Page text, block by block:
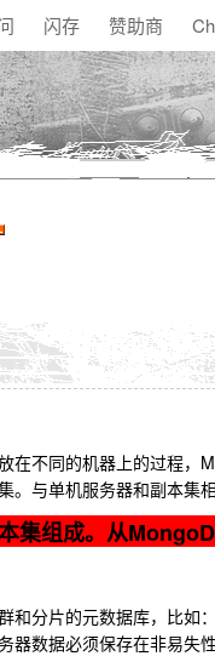
闪存 赞助商
在不同的机器上的过程
。与单机服务器和副本集
集组成。从
和分片的元数据库，比
器数据必须保存在非易